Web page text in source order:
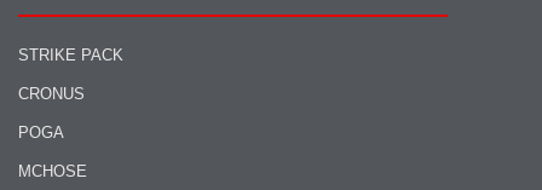
STRIKE PACK
CRONUS
POGA
MCHOSE